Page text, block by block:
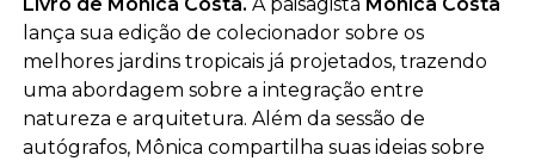
lança sua edição de colecionador sobre os
melhores jardins tropicais já projetados, trazendo
uma abordagem sobre a integração entre
natureza e arquitetura. Além da sessão de
autógrafos, Mônica compartilha suas ideias sobre